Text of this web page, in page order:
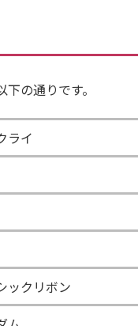
の通りです。
ライ
ックリボン